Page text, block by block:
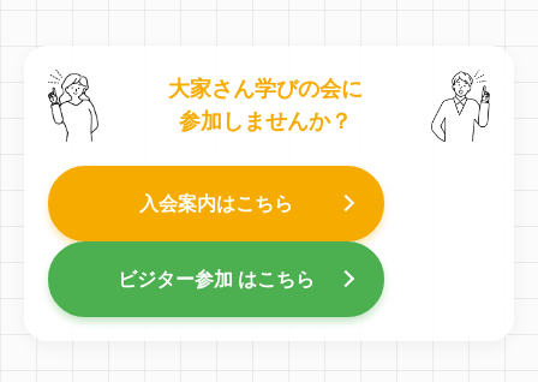
大家さん学びの会に
参加しませんか？
入会案内はこちら
ビジター参加 はこちら